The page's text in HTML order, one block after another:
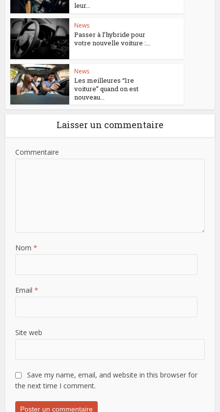
leur...
News
Passer à l’hybride pour
votre nouvelle voiture :...
News
Les meilleures “1re
voiture” quand on est
nouveau...
Laisser un commentaire
Commentaire
Nom*
Email*
Site web
Save my name, email, and website in this browser for
the next time I comment.